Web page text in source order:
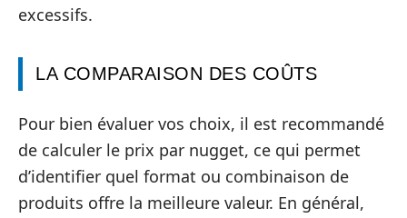
excessifs.
LA COMPARAISON DES COÛTS
Pour bien évaluer vos choix, il est recommandé
de calculer le prix par nugget, ce qui permet
d’identifier quel format ou combinaison de
produits offre la meilleure valeur. En général,